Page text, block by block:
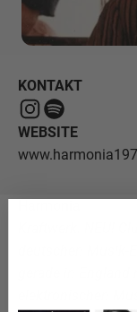
KONTAKT
WEBSITE
Kraftwerk. NEU!
deutschen Musik-
gerade in
elektronischen